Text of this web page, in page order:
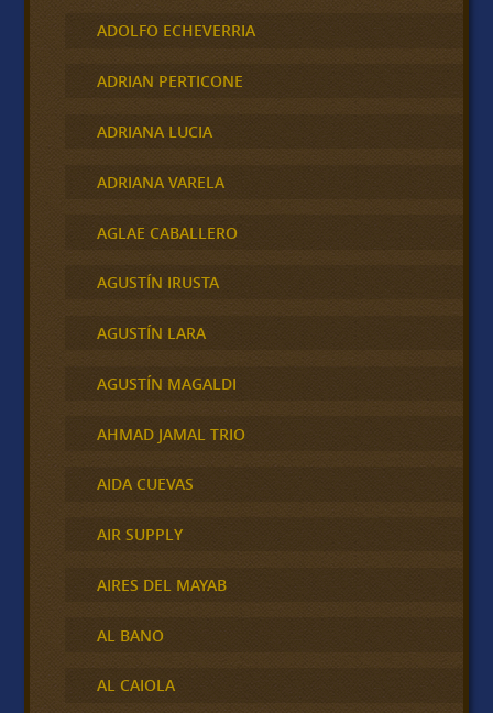
ADOLFO ECHEVERRIA
ADRIAN PERTICONE
ADRIANA LUCIA
ADRIANA VARELA
AGLAE CABALLERO
AGUSTÍN IRUSTA
AGUSTÍN LARA
AGUSTÍN MAGALDI
AHMAD JAMAL TRIO
AIDA CUEVAS
AIR SUPPLY
AIRES DEL MAYAB
AL BANO
AL CAIOLA